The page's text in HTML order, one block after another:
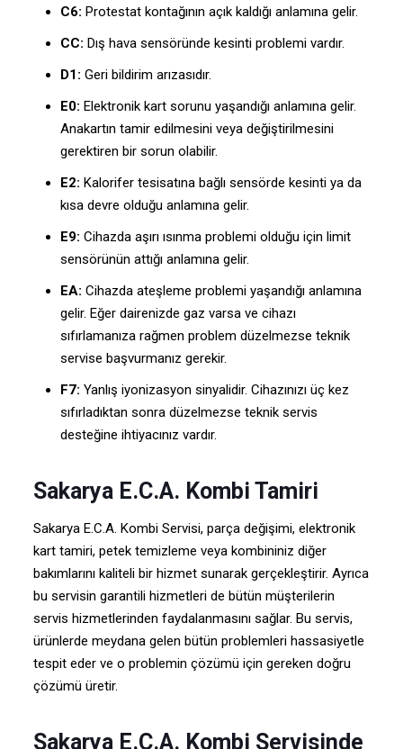
C6: Protestat kontağının açık kaldığı anlamına gelir.
CC: Dış hava sensöründe kesinti problemi vardır.
D1: Geri bildirim arızasıdır.
E0: Elektronik kart sorunu yaşandığı anlamına gelir.
Anakartın tamir edilmesini veya değiştirilmesini
gerektiren bir sorun olabilir.
E2: Kalorifer tesisatına bağlı sensörde kesinti ya da
kısa devre olduğu anlamına gelir.
E9: Cihazda aşırı ısınma problemi olduğu için limit
sensörünün attığı anlamına gelir.
EA: Cihazda ateşleme problemi yaşandığı anlamına
gelir. Eğer dairenizde gaz varsa ve cihazı
sıfırlamanıza rağmen problem düzelmezse teknik
servise başvurmanız gerekir.
F7: Yanlış iyonizasyon sinyalidir. Cihazınızı üç kez
sıfırladıktan sonra düzelmezse teknik servis
desteğine ihtiyacınız vardır.
Sakarya E.C.A. Kombi Tamiri
Sakarya E.C.A. Kombi Servisi, parça değişimi, elektronik
kart tamiri, petek temizleme veya kombininiz diğer
bakımlarını kaliteli bir hizmet sunarak gerçekleştirir. Ayrıca
bu servisin garantili hizmetleri de bütün müşterilerin
servis hizmetlerinden faydalanmasını sağlar. Bu servis,
ürünlerde meydana gelen bütün problemleri hassasiyetle
tespit eder ve o problemin çözümü için gereken doğru
çözümü üretir.
Sakarya E.C.A. Kombi Servisinde